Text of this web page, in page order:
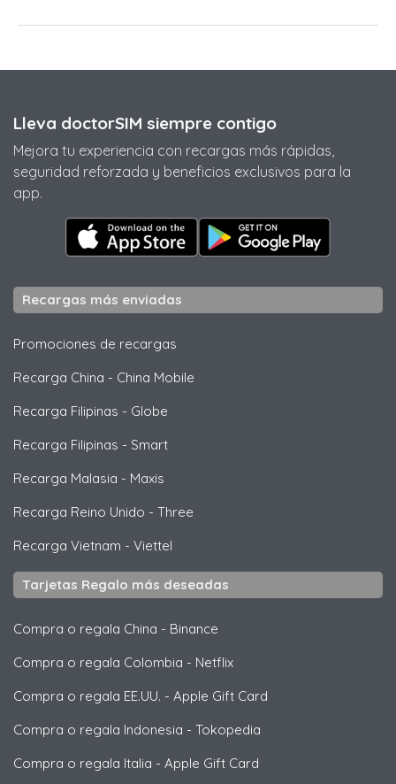
Lleva doctorSIM siempre contigo
Mejora tu experiencia con recargas más rápidas,
seguridad reforzada y beneficios exclusivos para la
app.
Recargas más enviadas
Promociones de recargas
Recarga China - China Mobile
Recarga Filipinas - Globe
Recarga Filipinas - Smart
Recarga Malasia - Maxis
Recarga Reino Unido - Three
Recarga Vietnam - Viettel
Tarjetas Regalo más deseadas
Compra o regala China - Binance
Compra o regala Colombia - Netflix
Compra o regala EE.UU. - Apple Gift Card
Compra o regala Indonesia - Tokopedia
Compra o regala Italia - Apple Gift Card